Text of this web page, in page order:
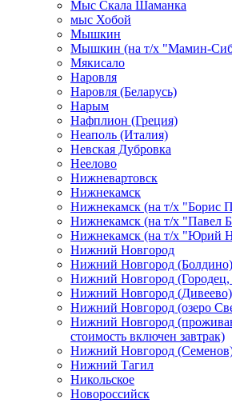
Мыс Скала Шаманка
мыс Хобой
Мышкин
Мышкин (на т/х "Мамин-
Мякисало
Наровля
Наровля (Беларусь)
Нарым
Нафплион (Греция)
Неаполь (Италия)
Невская Дубровка
Неелово
Нижневартовск
Нижнекамск
Нижнекамск (на т/х "Борис
Нижнекамск (на т/х "Павел
Нижнекамск (на т/х "Юрий
Нижний Новгород
Нижний Новгород (Болдино)
Нижний Новгород
Нижний Новгород (Дивеево)
Нижний Новгород (озеро
Нижний Новгород
стоимость включен завтрак)
Нижний Новгород
Нижний Тагил
Никольское
Новороссийск